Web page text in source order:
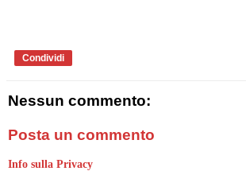
Condividi
Nessun commento:
Posta un commento
Info sulla Privacy